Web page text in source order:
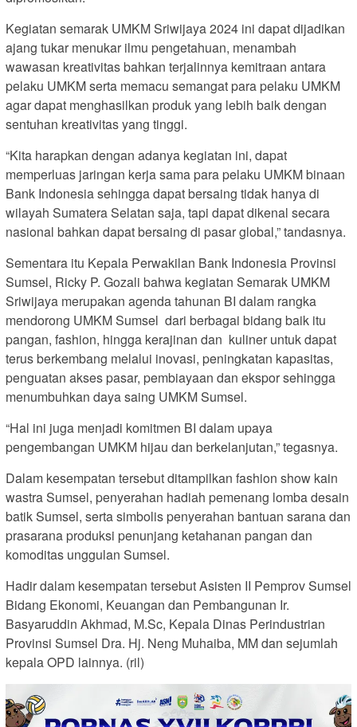
Kegiatan semarak UMKM Sriwijaya 2024 ini dapat dijadikan
ajang tukar menukar ilmu pengetahuan, menambah
wawasan kreativitas bahkan terjalinnya kemitraan antara
pelaku UMKM serta memacu semangat para pelaku UMKM
agar dapat menghasilkan produk yang lebih baik dengan
sentuhan kreativitas yang tinggi.
“Kita harapkan dengan adanya kegiatan ini, dapat
memperluas jaringan kerja sama para pelaku UMKM binaan
Bank Indonesia sehingga dapat bersaing tidak hanya di
wilayah Sumatera Selatan saja, tapi dapat dikenal secara
nasional bahkan dapat bersaing di pasar global,” tandasnya.
Sementara itu Kepala Perwakilan Bank Indonesia Provinsi
Sumsel, Ricky P. Gozali bahwa kegiatan Semarak UMKM
Sriwijaya merupakan agenda tahunan BI dalam rangka
mendorong UMKM Sumsel dari berbagai bidang baik itu
pangan, fashion, hingga kerajinan dan kuliner untuk dapat
terus berkembang melalui inovasi, peningkatan kapasitas,
penguatan akses pasar, pembiayaan dan ekspor sehingga
menumbuhkan daya saing UMKM Sumsel.
“Hal ini juga menjadi komitmen BI dalam upaya
pengembangan UMKM hijau dan berkelanjutan,” tegasnya.
Dalam kesempatan tersebut ditampilkan fashion show kain
wastra Sumsel, penyerahan hadiah pemenang lomba desain
batik Sumsel, serta simbolis penyerahan bantuan sarana dan
prasarana produksi penunjang ketahanan pangan dan
komoditas unggulan Sumsel.
Hadir dalam kesempatan tersebut Asisten II Pemprov Sumsel
Bidang Ekonomi, Keuangan dan Pembangunan Ir.
Basyaruddin Akhmad, M.Sc, Kepala Dinas Perindustrian
Provinsi Sumsel Dra. Hj. Neng Muhaiba, MM dan sejumlah
kepala OPD lainnya. (ril)